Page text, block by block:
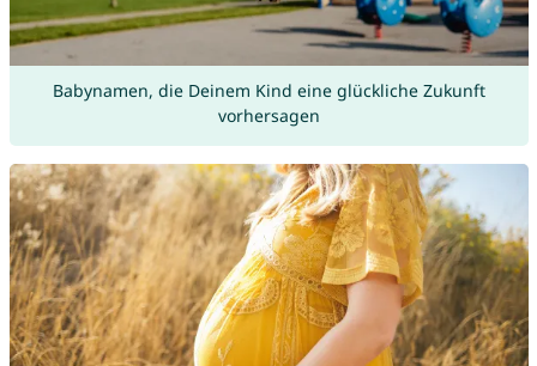
Babynamen, die Deinem Kind eine glückliche Zukunft
vorhersagen